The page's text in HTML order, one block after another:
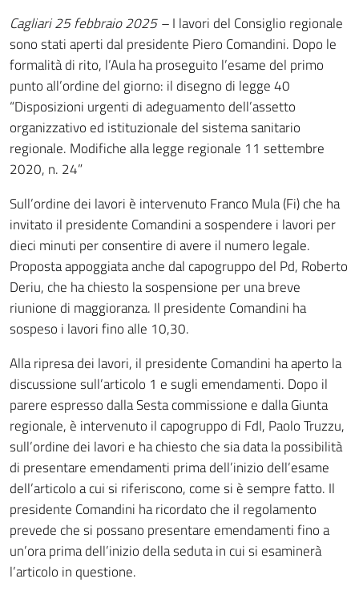
Cagliari 25 febbraio 2025 –I lavori del Consiglio regionale
sono stati aperti dal presidente Piero Comandini. Dopo le
formalità di rito, l’Aula ha proseguito l’esame del primo
punto all’ordine del giorno: il disegno di legge 40
“Disposizioni urgenti di adeguamento dell’assetto
organizzativo ed istituzionale del sistema sanitario
regionale. Modifiche alla legge regionale 11 settembre
2020, n. 24”
Sull’ordine dei lavori è intervenuto Franco Mula (Fi) che ha
invitato il presidente Comandini a sospendere i lavori per
dieci minuti per consentire di avere il numero legale.
Proposta appoggiata anche dal capogruppo del Pd, Roberto
Deriu, che ha chiesto la sospensione per una breve
riunione di maggioranza. Il presidente Comandini ha
sospeso i lavori fino alle 10,30.
Alla ripresa dei lavori, il presidente Comandini ha aperto la
discussione sull’articolo 1 e sugli emendamenti. Dopo il
parere espresso dalla Sesta commissione e dalla Giunta
regionale, è intervenuto il capogruppo di FdI, Paolo Truzzu,
sull’ordine dei lavori e ha chiesto che sia data la possibilità
di presentare emendamenti prima dell’inizio dell’esame
dell’articolo a cui si riferiscono, come si è sempre fatto. Il
presidente Comandini ha ricordato che il regolamento
prevede che si possano presentare emendamenti fino a
un’ora prima dell’inizio della seduta in cui si esaminerà
l’articolo in questione.